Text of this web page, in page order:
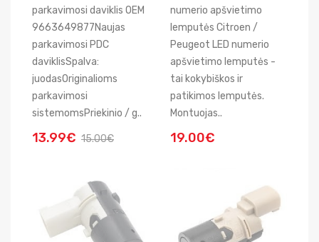
parkavimosi daviklis OEM
9663649877Naujas
parkavimosi PDC
daviklisSpalva:
juodasOriginalioms
parkavimosi
sistemomsPriekinio / g..
13.99€ 15.00€
numerio apšvietimo
lemputės Citroen /
Peugeot LED numerio
apšvietimo lemputės -
tai kokybiškos ir
patikimos lemputės.
Montuojas..
19.00€